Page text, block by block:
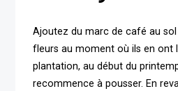
Ajoutez du marc de café au
fleurs au moment où ils en ont
plantation, au début du
recommence à pousser. En